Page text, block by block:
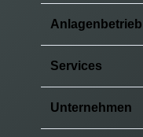
Anlagenbetrieb
Services
Unternehmen